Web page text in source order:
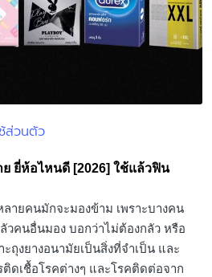
ส่วนตัว
ย ยี่ห้อไหนดี [2026] ใช้แล้วฟิน
ายคนมักจะมองข้าม เพราะบางคน
วคนอื่นมอง บอกว่าไม่ต้องกลัว หรือ
ะถุงยางอนามัยเป็นสิ่งที่จำเป็น และ
ดเชื้อโรคต่างๆ และโรคติดต่อจาก